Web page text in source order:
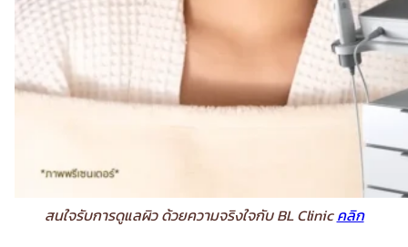
สนใจรับการดูแลผิว ด้วยความจริงใจกับ BL Clinicคลิก